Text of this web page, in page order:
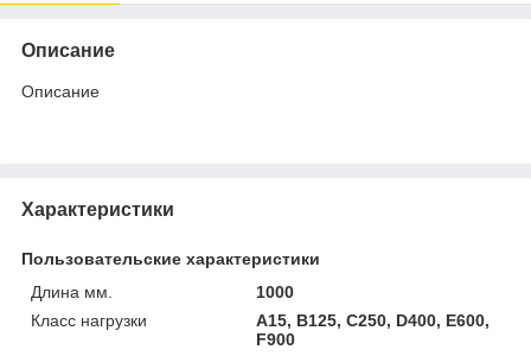
Описание
Описание
Характеристики
Пользовательские характеристики
Длина мм.
1000
Класс нагрузки
A15, B125, C250, D400, E600,
F900